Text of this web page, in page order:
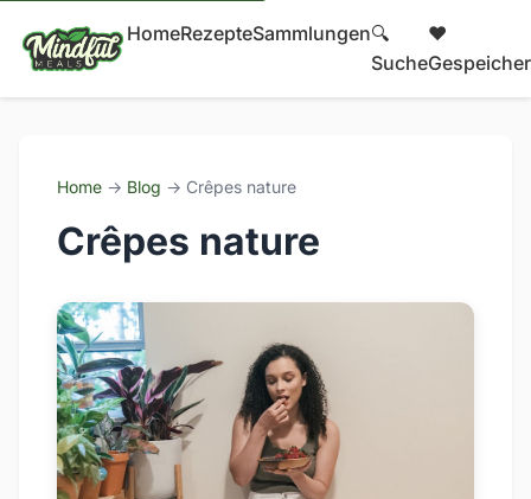
HomeRezepteSammlungen🔍
Suche
❤️
Home → Blog → Crêpes nature
Crêpes nature